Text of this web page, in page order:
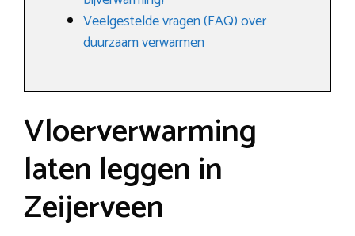
Veelgestelde vragen (FAQ) over
duurzaam verwarmen
Vloerverwarming
laten leggen in
Zeijerveen